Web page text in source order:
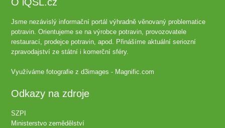
Jsme nezávislý informační portál výhradně věnovaný problematice
potravin. Orientujeme se na výrobce potravin, provozovatele
restaurací, prodejce potravin, apod. Přinášíme aktuální seriozní
zpravodajství ze státní i komerční sféry.
Využíváme fotografie zd3images - Magnific.com
Odkazy na zdroje
SZPI
Ministerstvo zemědělství